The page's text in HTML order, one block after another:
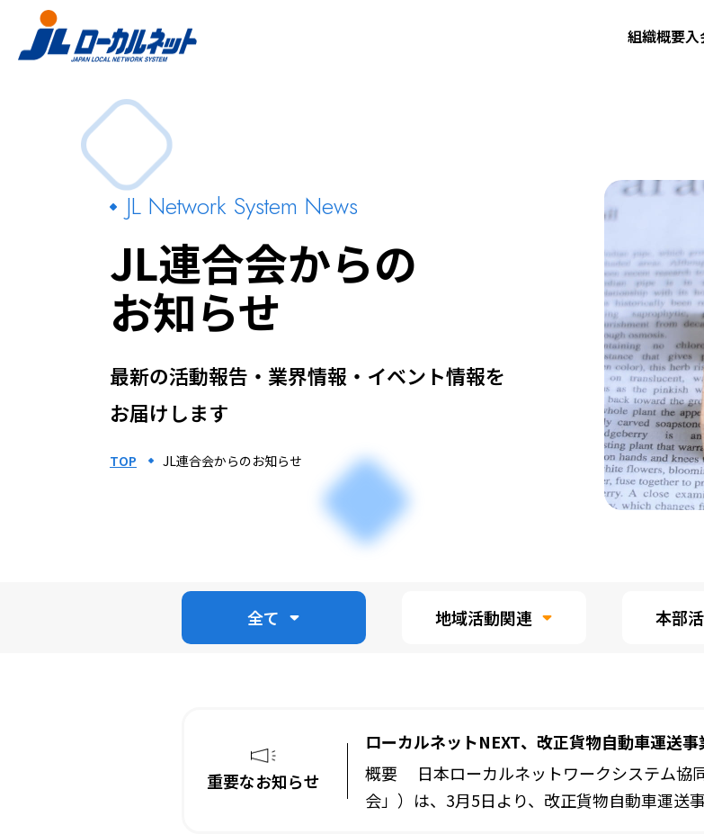
組織概要入
JL Network System News
JL連合会からの
お知らせ
最新の活動報告・業界情報・イベント情報を
お届けします
TOP JL連合会からのお知らせ
全て 地域活動関連 本部
重要なお知らせ
ローカルネットNEXT、改正貨物自動車運送
概要 日本ローカルネットワークシステム協
会」）は、3月5日より、改正貨物自動車運送